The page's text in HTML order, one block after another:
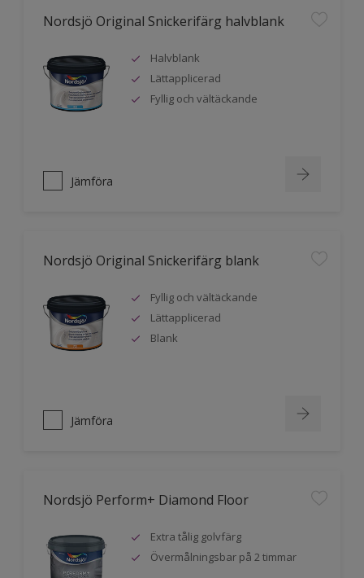
Nordsjö Original Snickerifärg halvblank
Halvblank
Lättapplicerad
Fyllig och vältäckande
Jämföra
Nordsjö Original Snickerifärg blank
Fyllig och vältäckande
Lättapplicerad
Blank
Jämföra
Nordsjö Perform+ Diamond Floor
Extra tålig golvfärg
Övermålningsbar på 2 timmar